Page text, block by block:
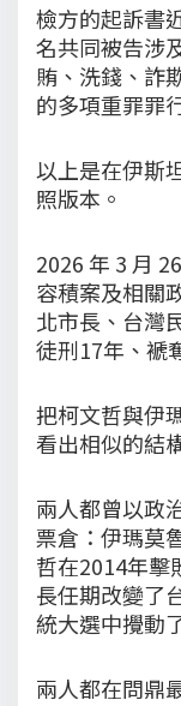
檢方的起訴書
名共同被告涉
賄、洗錢、詐
的多項重罪罪
以上是在伊斯
照版本。
2026 年 3 月
容積案及相關
北市長、台灣
徒刑17年、褫
把柯文哲與伊
看出相似的結
兩人都曾以政
票倉：伊瑪莫
哲在2014年擊
長任期改變了
統大選中攪動
兩人都在問鼎